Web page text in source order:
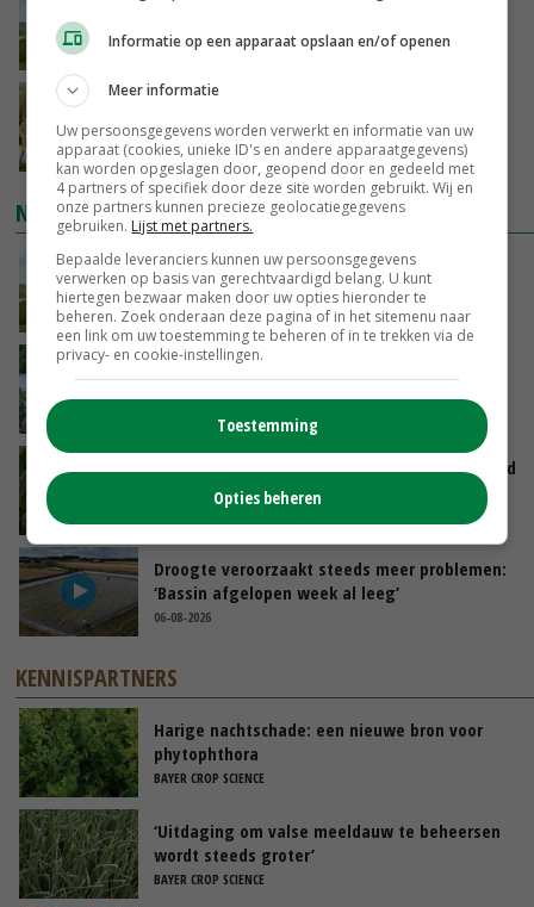
VANDAAG, 10:00
Geen vee meer op Noord-Hollandse zeedijken
door aanhoudende droogte
VANDAAG, 09:48
NIEUWSTE VIDEO'S
POAH!: John Deere 7730
VANDAAG, 10:00
Oekraïne-vlogger Kees Huizinga: ‘Bezoek van
Limburgse mais van Frijns doet het verrassend
Droogte veroorzaakt steeds meer problemen:
‘Bassin afgelopen week al leeg’
06-08-2026
KENNISPARTNERS
Harige nachtschade: een nieuwe bron voor
phytophthora
BAYER CROP SCIENCE
‘Uitdaging om valse meeldauw te beheersen
wordt steeds groter’
BAYER CROP SCIENCE
Informatie op een apparaat opslaan en/of openen
Meer informatie
Uw persoonsgegevens worden verwerkt en informatie van uw
apparaat (cookies, unieke ID's en andere apparaatgegevens)
kan worden opgeslagen door, geopend door en gedeeld met
4 partners of specifiek door deze site worden gebruikt. Wij en
onze partners kunnen precieze geolocatiegegevens
gebruiken. Lijst met partners.
Bepaalde leveranciers kunnen uw persoonsgegevens
verwerken op basis van gerechtvaardigd belang. U kunt
hiertegen bezwaar maken door uw opties hieronder te
beheren. Zoek onderaan deze pagina of in het sitemenu naar
een link om uw toestemming te beheren of in te trekken via de
privacy- en cookie-instellingen.
Toestemming
Opties beheren